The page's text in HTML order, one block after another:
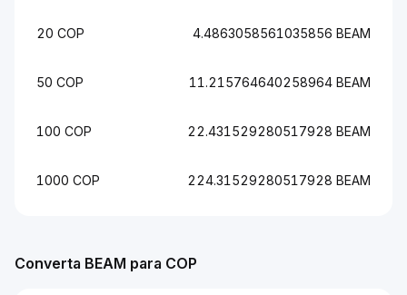
Converta BEAM para COP
20 COP 4.4863058561035856 BEAM
50 COP 11.215764640258964 BEAM
100 COP 22.431529280517928 BEAM
1000 COP 224.31529280517928 BEAM